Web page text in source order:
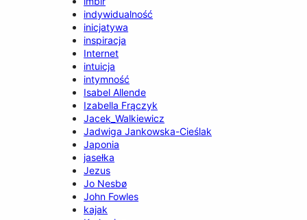
indywidualność
inicjatywa
inspiracja
Internet
intuicja
intymność
Isabel Allende
Izabella Frączyk
Jacek_Walkiewicz
Jadwiga Jankowska-Cieślak
Japonia
jasełka
Jezus
Jo Nesbø
John Fowles
kajak